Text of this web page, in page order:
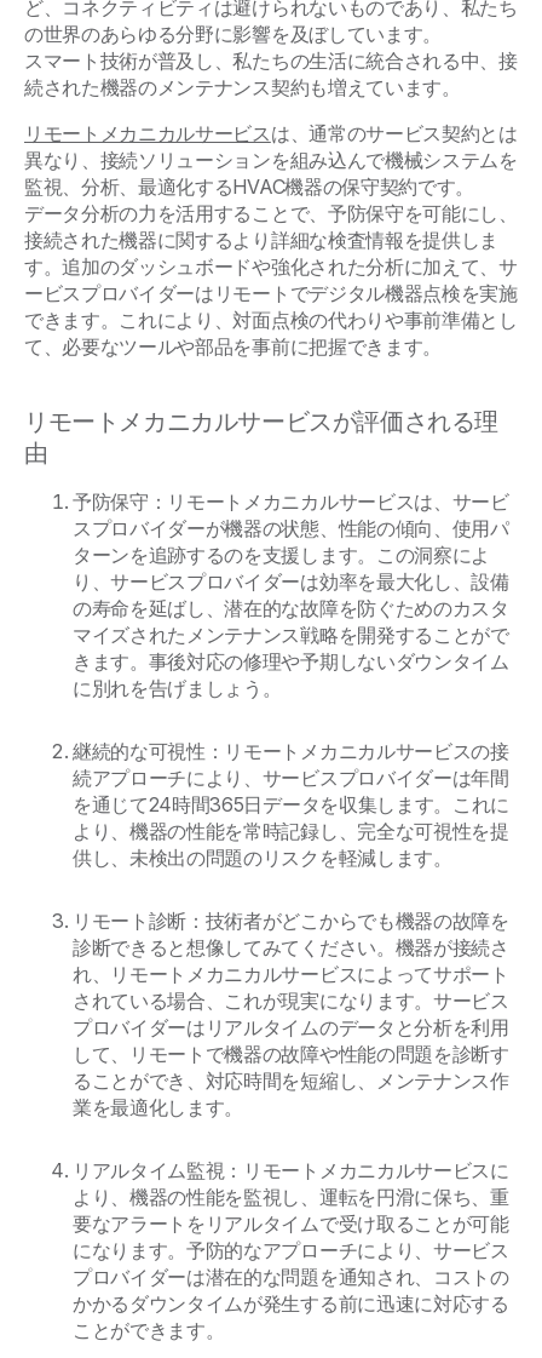
ど、コネクティビティは避けられないものであり、私たち
の世界のあらゆる分野に影響を及ぼしています。
スマート技術が普及し、私たちの生活に統合される中、接
続された機器のメンテナンス契約も増えています。
リモートメカニカルサービス は、通常のサービス契約とは
異なり、接続ソリューションを組み込んで機械システムを
監視、分析、最適化するHVAC機器の保守契約です。
データ分析の力を活用することで、予防保守を可能にし、
接続された機器に関するより詳細な検査情報を提供しま
す。追加のダッシュボードや強化された分析に加えて、サ
ービスプロバイダーはリモートでデジタル機器点検を実施
できます。これにより、対面点検の代わりや事前準備とし
て、必要なツールや部品を事前に把握できます。
リモートメカニカルサービスが評価される理
由
予防保守：リモートメカニカルサービスは、サービ
スプロバイダーが機器の状態、性能の傾向、使用パ
ターンを追跡するのを支援します。この洞察によ
り、サービスプロバイダーは効率を最大化し、設備
の寿命を延ばし、潜在的な故障を防ぐためのカスタ
マイズされたメンテナンス戦略を開発することがで
きます。事後対応の修理や予期しないダウンタイム
に別れを告げましょう。
継続的な可視性：リモートメカニカルサービスの接
続アプローチにより、サービスプロバイダーは年間
を通じて24時間365日データを収集します。これに
より、機器の性能を常時記録し、完全な可視性を提
供し、未検出の問題のリスクを軽減します。
リモート診断：技術者がどこからでも機器の故障を
診断できると想像してみてください。機器が接続さ
れ、リモートメカニカルサービスによってサポート
されている場合、これが現実になります。サービス
プロバイダーはリアルタイムのデータと分析を利用
して、リモートで機器の故障や性能の問題を診断す
ることができ、対応時間を短縮し、メンテナンス作
業を最適化します。
リアルタイム監視：リモートメカニカルサービスに
より、機器の性能を監視し、運転を円滑に保ち、重
要なアラートをリアルタイムで受け取ることが可能
になります。予防的なアプローチにより、サービス
プロバイダーは潜在的な問題を通知され、コストの
かかるダウンタイムが発生する前に迅速に対応する
ことができます。